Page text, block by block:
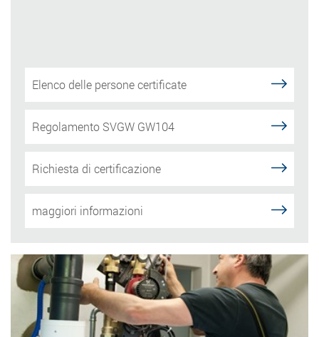
Elenco delle persone certificate
Regolamento SVGW GW104
Richiesta di certificazione
maggiori informazioni